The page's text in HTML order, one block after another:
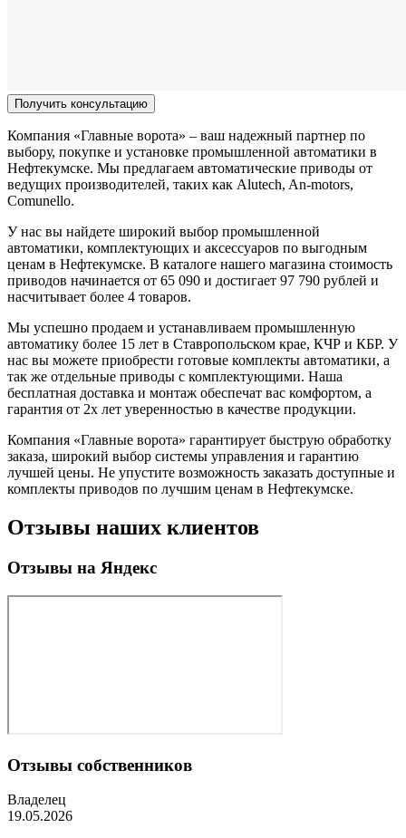
Получить консультацию
Компания «Главные ворота» – ваш надежный партнер по
выбору, покупке и установке промышленной автоматики в
Нефтекумске. Мы предлагаем автоматические приводы от
ведущих производителей, таких как Alutech, An-motors,
Comunello.
У нас вы найдете широкий выбор промышленной
автоматики, комплектующих и аксессуаров по выгодным
ценам в Нефтекумске. В каталоге нашего магазина стоимость
приводов начинается от 65 090 и достигает 97 790 рублей и
насчитывает более 4 товаров.
Мы успешно продаем и устанавливаем промышленную
автоматику более 15 лет в Ставропольском крае, КЧР и КБР. У
нас вы можете приобрести готовые комплекты автоматики, а
так же отдельные приводы с комплектующими. Наша
бесплатная доставка и монтаж обеспечат вас комфортом, а
гарантия от 2х лет уверенностью в качестве продукции.
Компания «Главные ворота» гарантирует быструю обработку
заказа, широкий выбор системы управления и гарантию
лучшей цены. Не упустите возможность заказать доступные и
комплекты приводов по лучшим ценам в Нефтекумске.
Отзывы наших клиентов
Отзывы на Яндекс
Отзывы собственников
Владелец
19.05.2026